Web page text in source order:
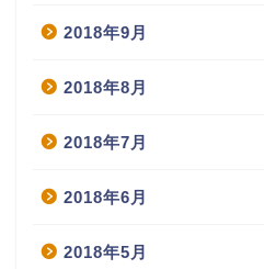
2018年9月
2018年8月
2018年7月
2018年6月
2018年5月